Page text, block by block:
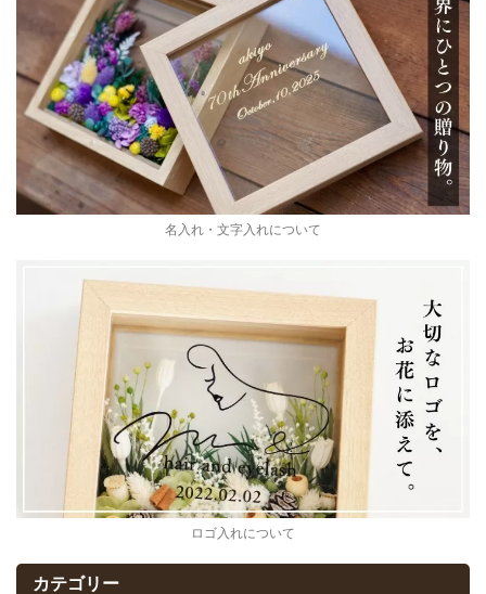
名入れ・文字入れについて
ロゴ入れについて
カテゴリー